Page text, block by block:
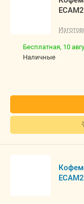
Бесплатная, 10
наличные